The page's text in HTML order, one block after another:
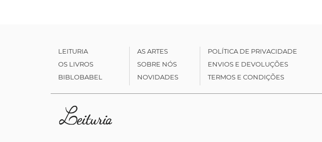
LEITURIA
OS LIVROS
BIBLOBABEL
AS ARTES
SOBRE NÓS
NOVIDADES
POLÍTICA DE PRIVACIDADE
ENVIOS E DEVOLUÇÕES
TERMOS E CONDIÇÕES